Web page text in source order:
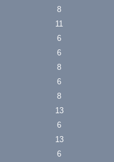
8
11
6
6
8
6
8
13
6
13
6